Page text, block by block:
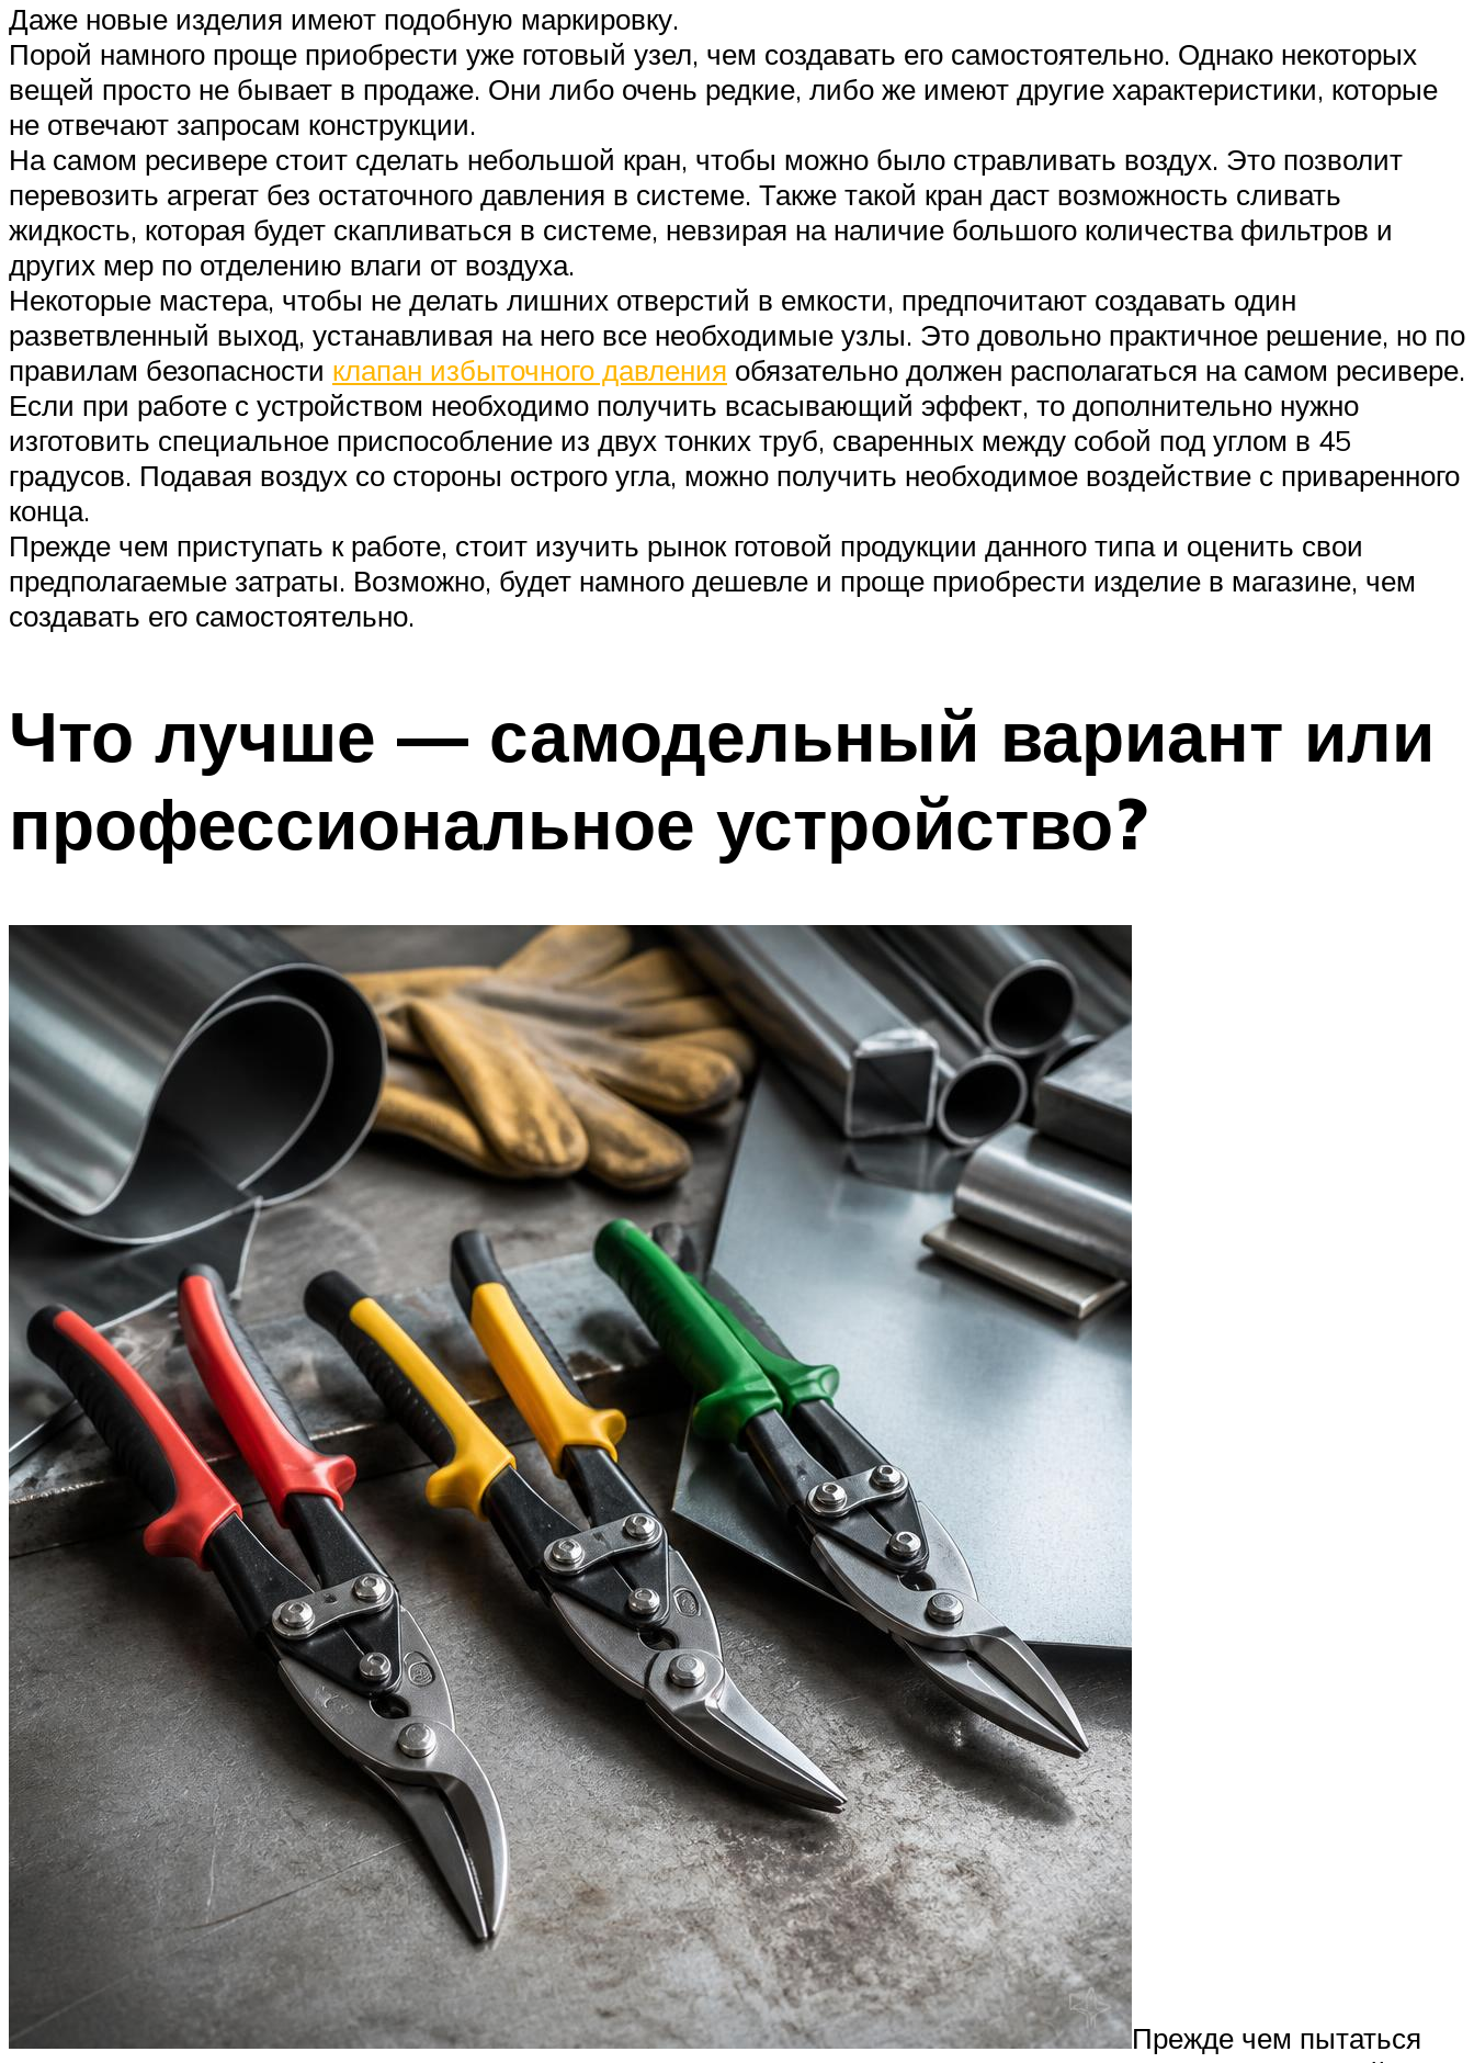
Даже новые изделия имеют подобную маркировку.
Порой намного проще приобрести уже готовый узел, чем создавать его самостоятельно. Однако некоторых
вещей просто не бывает в продаже. Они либо очень редкие, либо же имеют другие характеристики, которые
не отвечают запросам конструкции.
На самом ресивере стоит сделать небольшой кран, чтобы можно было стравливать воздух. Это позволит
перевозить агрегат без остаточного давления в системе. Также такой кран даст возможность сливать
жидкость, которая будет скапливаться в системе, невзирая на наличие большого количества фильтров и
других мер по отделению влаги от воздуха.
Некоторые мастера, чтобы не делать лишних отверстий в емкости, предпочитают создавать один
разветвленный выход, устанавливая на него все необходимые узлы. Это довольно практичное решение, но по
правилам безопасности клапан избыточного давления обязательно должен располагаться на самом ресивере.
Если при работе с устройством необходимо получить всасывающий эффект, то дополнительно нужно
изготовить специальное приспособление из двух тонких труб, сваренных между собой под углом в 45
градусов. Подавая воздух со стороны острого угла, можно получить необходимое воздействие с приваренного
конца.
Прежде чем приступать к работе, стоит изучить рынок готовой продукции данного типа и оценить свои
предполагаемые затраты. Возможно, будет намного дешевле и проще приобрести изделие в магазине, чем
создавать его самостоятельно.
Что лучше — самодельный вариант или
профессиональное устройство?
Прежде чем пытаться